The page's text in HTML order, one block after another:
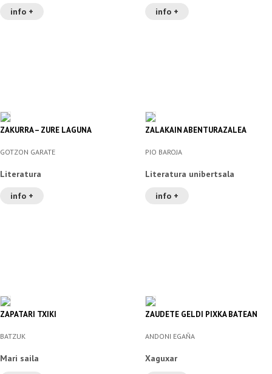
info + info +
ZAKURRA – ZURE LAGUNA
GOTZON GARATE
Literatura
info +
ZALAKAIN ABENTURAZALEA
PIO BAROJA
Literatura unibertsala
info +
ZAPATARI TXIKI
BATZUK
Mari saila
ZAUDETE GELDI PIXKA BATEAN
ANDONI EGAÑA
Xaguxar